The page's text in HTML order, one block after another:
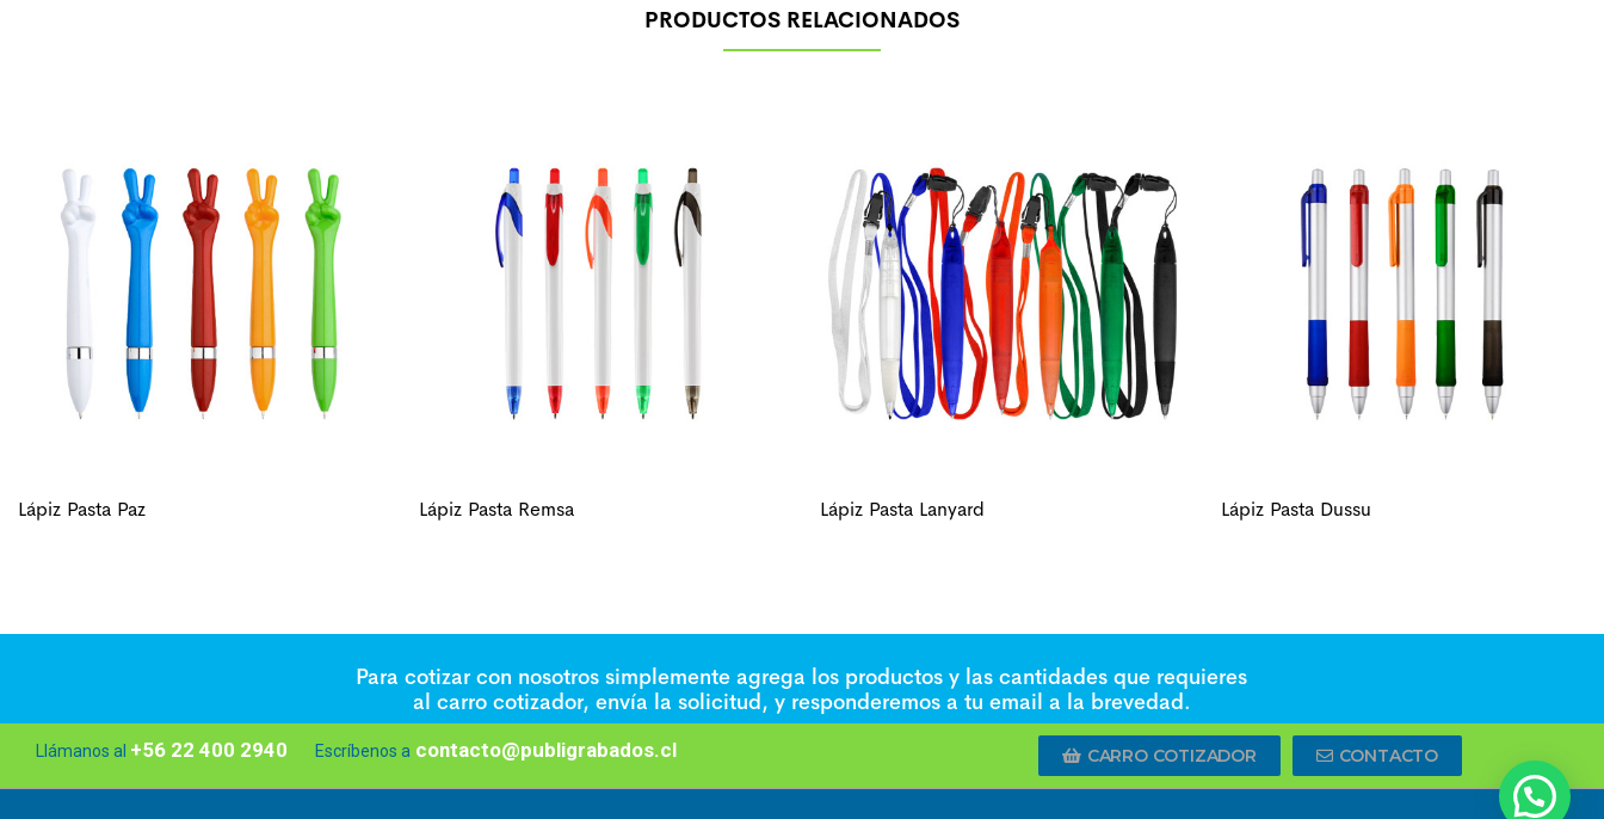
PRODUCTOS RELACIONADOS
Lápiz Pasta Paz Lápiz Pasta Remsa Lápiz Pasta Lanyard Lápiz Pasta Dussu
Para cotizar con nosotros simplemente agrega los productos y las cantidades que requieres
al carro cotizador, envía la solicitud, y responderemos a tu email a la brevedad.
Llámanos al +56 22 400 2940 Escríbenos a contacto@publigrabados.cl CARRO COTIZADOR CONTACTO